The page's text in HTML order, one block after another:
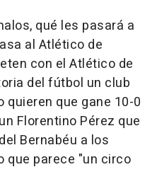
qué les pasará a
al Atlético de
con el Atlético de
del fútbol un club
quieren que gane 10-0
Florentino Pérez que
Bernabéu a los
que parece "un circo